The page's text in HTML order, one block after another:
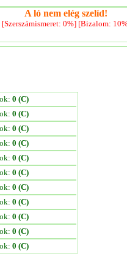
A ló nem elég szelíd!
[Szerszámismeret: 0%] [Bizalom:
0 (C)
0 (C)
0 (C)
0 (C)
0 (C)
0 (C)
0 (C)
0 (C)
0 (C)
0 (C)
0 (C)